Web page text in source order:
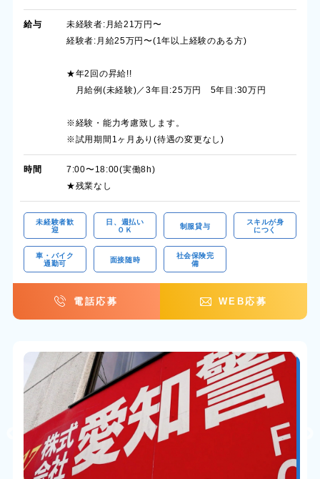
給与
未経験者:月給21万円〜
経験者:月給25万円〜(1年以上経験のある方)
★年2回の昇給!!
月給例(未経験)／3年目:25万円 5年目:30万円
※経験・能力考慮致します。
※試用期間1ヶ月あり(待遇の変更なし)
時間
7:00〜18:00(実働8h)
★残業なし
未経験者歓
迎
日、週払い
ＯＫ
制服貸与
スキルが身
につく
車・バイク
通勤可
面接随時
社会保険完
備
電話応募 WEB応募